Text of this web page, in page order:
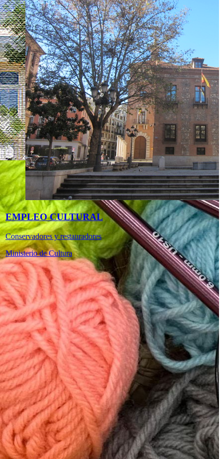
EMPLEO CULTURAL
Conservadores y restauradores
Ministerio de Cultura